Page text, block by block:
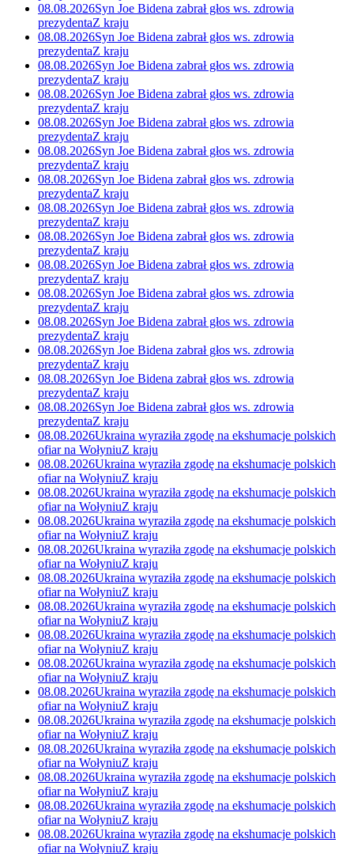
08.08.2026Syn Joe Bidena zabrał głos ws. zdrowia
prezydentaZ kraju
08.08.2026Syn Joe Bidena zabrał głos ws. zdrowia
prezydentaZ kraju
08.08.2026Syn Joe Bidena zabrał głos ws. zdrowia
prezydentaZ kraju
08.08.2026Syn Joe Bidena zabrał głos ws. zdrowia
prezydentaZ kraju
08.08.2026Syn Joe Bidena zabrał głos ws. zdrowia
prezydentaZ kraju
08.08.2026Syn Joe Bidena zabrał głos ws. zdrowia
prezydentaZ kraju
08.08.2026Syn Joe Bidena zabrał głos ws. zdrowia
prezydentaZ kraju
08.08.2026Syn Joe Bidena zabrał głos ws. zdrowia
prezydentaZ kraju
08.08.2026Syn Joe Bidena zabrał głos ws. zdrowia
prezydentaZ kraju
08.08.2026Syn Joe Bidena zabrał głos ws. zdrowia
prezydentaZ kraju
08.08.2026Syn Joe Bidena zabrał głos ws. zdrowia
prezydentaZ kraju
08.08.2026Syn Joe Bidena zabrał głos ws. zdrowia
prezydentaZ kraju
08.08.2026Syn Joe Bidena zabrał głos ws. zdrowia
prezydentaZ kraju
08.08.2026Syn Joe Bidena zabrał głos ws. zdrowia
prezydentaZ kraju
08.08.2026Syn Joe Bidena zabrał głos ws. zdrowia
prezydentaZ kraju
08.08.2026Ukraina wyraziła zgodę na ekshumacje polskich
ofiar na WołyniuZ kraju
08.08.2026Ukraina wyraziła zgodę na ekshumacje polskich
ofiar na WołyniuZ kraju
08.08.2026Ukraina wyraziła zgodę na ekshumacje polskich
ofiar na WołyniuZ kraju
08.08.2026Ukraina wyraziła zgodę na ekshumacje polskich
ofiar na WołyniuZ kraju
08.08.2026Ukraina wyraziła zgodę na ekshumacje polskich
ofiar na WołyniuZ kraju
08.08.2026Ukraina wyraziła zgodę na ekshumacje polskich
ofiar na WołyniuZ kraju
08.08.2026Ukraina wyraziła zgodę na ekshumacje polskich
ofiar na WołyniuZ kraju
08.08.2026Ukraina wyraziła zgodę na ekshumacje polskich
ofiar na WołyniuZ kraju
08.08.2026Ukraina wyraziła zgodę na ekshumacje polskich
ofiar na WołyniuZ kraju
08.08.2026Ukraina wyraziła zgodę na ekshumacje polskich
ofiar na WołyniuZ kraju
08.08.2026Ukraina wyraziła zgodę na ekshumacje polskich
ofiar na WołyniuZ kraju
08.08.2026Ukraina wyraziła zgodę na ekshumacje polskich
ofiar na WołyniuZ kraju
08.08.2026Ukraina wyraziła zgodę na ekshumacje polskich
ofiar na WołyniuZ kraju
08.08.2026Ukraina wyraziła zgodę na ekshumacje polskich
ofiar na WołyniuZ kraju
08.08.2026Ukraina wyraziła zgodę na ekshumacje polskich
ofiar na WołyniuZ kraju